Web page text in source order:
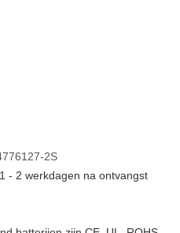
2S
- 2 werkdagen na ontvangst